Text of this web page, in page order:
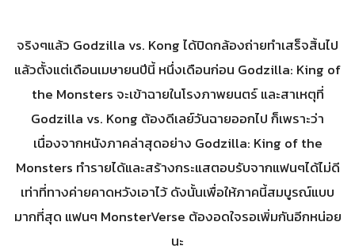
จริงๆแล้ว Godzilla vs. Kong ได้ปิดกล้องถ่ายทำเสร็จสิ้นไป
แล้วตั้งแต่เดือนเมษายนปีนี้ หนึ่งเดือนก่อน Godzilla: King of
the Monsters จะเข้าฉายในโรงภาพยนตร์ และสาเหตุที่
Godzilla vs. Kong ต้องดีเลย์วันฉายออกไป ก็เพราะว่า
เนื่องจากหนังภาคล่าสุดอย่าง Godzilla: King of the
Monsters ทำรายได้และสร้างกระแสตอบรับจากแฟนๆได้ไม่ดี
เท่าที่ทางค่ายคาดหวังเอาไว้ ดังนั้นเพื่อให้ภาคนี้สมบูรณ์แบบ
มากที่สุด แฟนๆ MonsterVerse ต้องอดใจรอเพิ่มกันอีกหน่อย
นะ